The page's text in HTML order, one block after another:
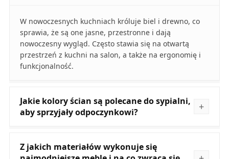
W nowoczesnych kuchniach króluje biel i drewno, co
sprawia, że są one jasne, przestronne i dają
nowoczesny wygląd. Często stawia się na otwartą
przestrzeń z kuchni na salon, a także na ergonomię i
funkcjonalność.
Jakie kolory ścian są polecane do sypialni,
aby sprzyjały odpoczynkowi?
Z jakich materiałów wykonuje się